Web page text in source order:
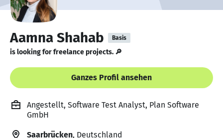
Aamna Shahab Basis
is looking for freelance projects. 🔎
Ganzes Profil ansehen
Angestellt, Software Test Analyst, Plan Software
GmbH
Saarbrücken, Deutschland